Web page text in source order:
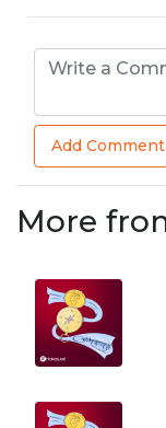
Add Comment
More